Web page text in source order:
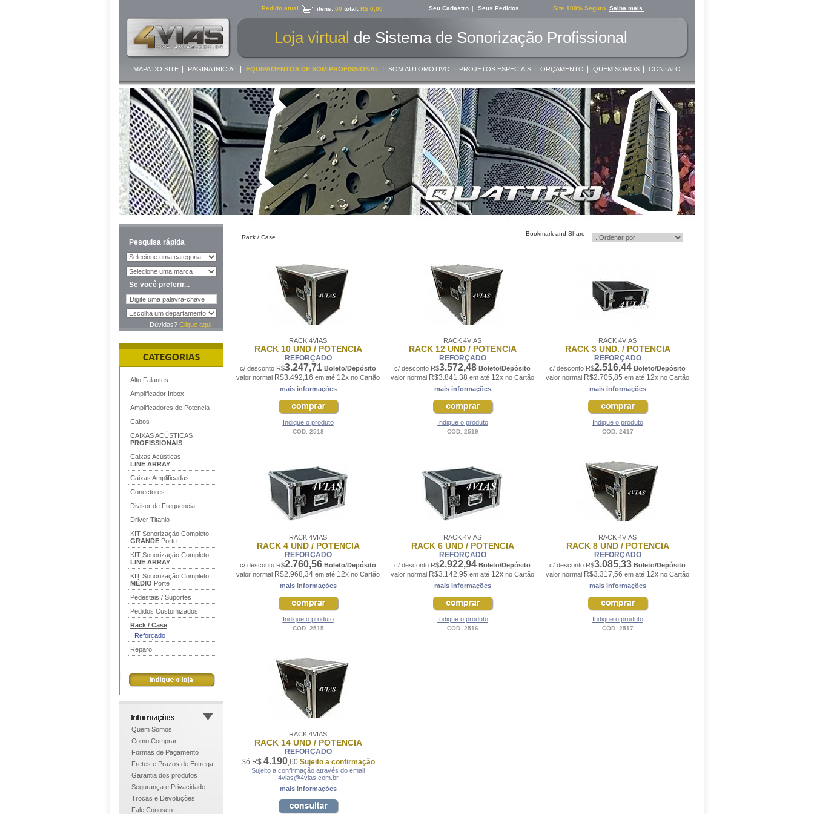
Pedido atual Seu Cadastro | Seus Pedidos Site 100% Seguro. Saiba mais.
itens: 00 total: R$ 0,00
Loja virtual de Sistema de Sonorização Profissional
MAPA DO SITE PÁGINA INICIAL EQUIPAMENTOS DE SOM PROFISSIONAL SOM AUTOMOTIVO PROJETOS ESPECIAIS ORÇAMENTO QUEM SOMOS CONTATO
Pesquisa rápida
Se você preferir...
Dúvidas? Clique aqui
Alto Falantes
Amplificador Inbox
Amplificadores de Potencia
Cabos
CAIXAS ACÚSTICAS
PROFISSIONAIS
Caixas Acústicas
LINE ARRAY:
Caixas Amplificadas
Conectores
Divisor de Frequencia
Driver Titanio
KIT Sonorização Completo
GRANDE Porte
KIT Sonorização Completo
LINE ARRAY
KIT Sonorização Completo
MÉDIO Porte
Pedestais / Suportes
Pedidos Customizados
Rack / Case
Reforçado
Reparo
Quem Somos
Como Comprar
Formas de Pagamento
Fretes e Prazos de Entrega
Garantia dos produtos
Segurança e Privacidade
Trocas e Devoluções
Fale Conosco
Rack / Case
RACK 4VIAS
RACK 10 UND / POTENCIA
REFORÇADO
c/ desconto R$3.247,71 Boleto/Depósito
valor normal R$3.492,16 em até 12x no Cartão
mais informações
Indique o produto
COD. 2518
RACK 4VIAS
RACK 12 UND / POTENCIA
REFORÇADO
c/ desconto R$3.572,48 Boleto/Depósito
valor normal R$3.841,38 em até 12x no Cartão
mais informações
Indique o produto
COD. 2519
RACK 4VIAS
RACK 3 UND. / POTENCIA
REFORÇADO
c/ desconto R$2.516,44 Boleto/Depósito
valor normal R$2.705,85 em até 12x no Cartão
mais informações
Indique o produto
COD. 2417
RACK 4VIAS
RACK 4 UND / POTENCIA
REFORÇADO
c/ desconto R$2.760,56 Boleto/Depósito
valor normal R$2.968,34 em até 12x no Cartão
mais informações
Indique o produto
COD. 2515
RACK 4VIAS
RACK 6 UND / POTENCIA
REFORÇADO
c/ desconto R$2.922,94 Boleto/Depósito
valor normal R$3.142,95 em até 12x no Cartão
mais informações
Indique o produto
COD. 2516
RACK 4VIAS
RACK 8 UND / POTENCIA
REFORÇADO
c/ desconto R$3.085,33 Boleto/Depósito
valor normal R$3.317,56 em até 12x no Cartão
mais informações
Indique o produto
COD. 2517
RACK 4VIAS
RACK 14 UND / POTENCIA
REFORÇADO
Só R$ 4.190,60 Sujeito a confirmação
Sujeito a confirmação através do email
4vias@4vias.com.br
mais informações